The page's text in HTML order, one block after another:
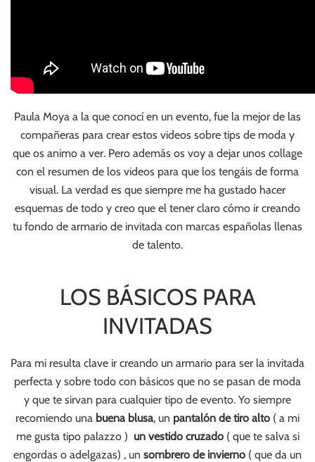
Paula Moya a la que conocí en un evento, fue la mejor de las
compañeras para crear estos videos sobre tips de moda y
que os animo a ver. Pero además os voy a dejar unos collage
con el resumen de los videos para que los tengáis de forma
visual. La verdad es que siempre me ha gustado hacer
esquemas de todo y creo que el tener claro cómo ir creando
tu fondo de armario de invitada con marcas españolas llenas
de talento.
LOS BÁSICOS PARA
INVITADAS
Para mi resulta clave ir creando un armario para ser la invitada
perfecta y sobre todo con básicos que no se pasan de moda
y que te sirvan para cualquier tipo de evento. Yo siempre
recomiendo una buena blusa, un pantalón de tiro alto ( a mi
me gusta tipo palazzo ) un vestido cruzado( que te salva si
engordas o adelgazas) , un sombrero de invierno ( que da un